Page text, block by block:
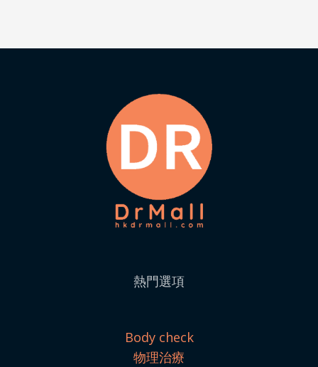
熱門選項
Body check
物理治療